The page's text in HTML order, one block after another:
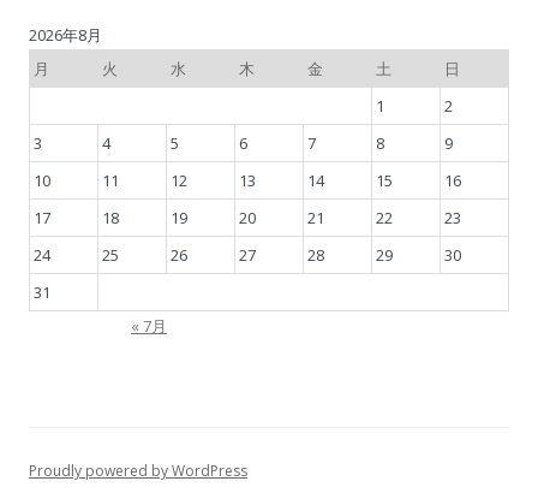
2026年8月
月
火 水 木 金 土
日
1
2
3
4 5 6 7 8
9
10
11 12 13 14 15
16
17
18 19 20 21 22
23
24
25 26 27 28 29
30
31
« 7月
Proudly powered by WordPress